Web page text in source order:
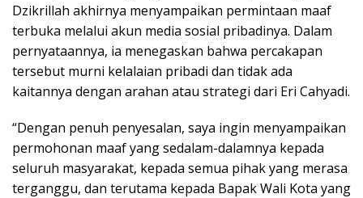
Dzikrillah akhirnya menyampaikan permintaan maaf
terbuka melalui akun media sosial pribadinya. Dalam
pernyataannya, ia menegaskan bahwa percakapan
tersebut murni kelalaian pribadi dan tidak ada
kaitannya dengan arahan atau strategi dari Eri Cahyadi.
“Dengan penuh penyesalan, saya ingin menyampaikan
permohonan maaf yang sedalam-dalamnya kepada
seluruh masyarakat, kepada semua pihak yang merasa
terganggu, dan terutama kepada Bapak Wali Kota yang